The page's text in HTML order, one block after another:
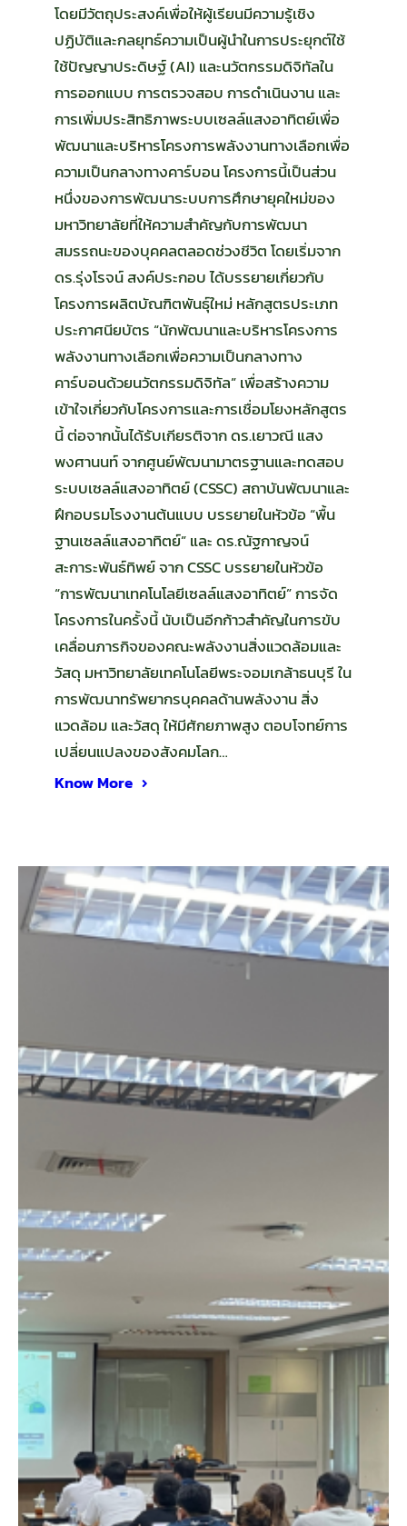
โดยมีวัตถุประสงค์เพื่อให้ผู้เรียนมีความรู้เชิง
ปฏิบัติและกลยุทธ์ความเป็นผู้นำในการประยุกต์ใช้
ใช้ปัญญาประดิษฐ์ (AI) และนวัตกรรมดิจิทัลใน
การออกแบบ การตรวจสอบ การดำเนินงาน และ
การเพิ่มประสิทธิภาพระบบเซลล์แสงอาทิตย์เพื่อ
พัฒนาและบริหารโครงการพลังงานทางเลือกเพื่อ
ความเป็นกลางทางคาร์บอน โครงการนี้เป็นส่วน
หนึ่งของการพัฒนาระบบการศึกษายุคใหม่ของ
มหาวิทยาลัยที่ให้ความสำคัญกับการพัฒนา
สมรรถนะของบุคคลตลอดช่วงชีวิต โดยเริ่มจาก
ดร.รุ่งโรจน์ สงค์ประกอบ ได้บรรยายเกี่ยวกับ
โครงการผลิตบัณฑิตพันธุ์ใหม่ หลักสูตรประเภท
ประกาศนียบัตร “นักพัฒนาและบริหารโครงการ
พลังงานทางเลือกเพื่อความเป็นกลางทาง
คาร์บอนด้วยนวัตกรรมดิจิทัล” เพื่อสร้างความ
เข้าใจเกี่ยวกับโครงการและการเชื่อมโยงหลักสูตร
นี้ ต่อจากนั้นได้รับเกียรติจาก ดร.เยาวณี แสง
พงศานนท์ จากศูนย์พัฒนามาตรฐานและทดสอบ
ระบบเซลล์แสงอาทิตย์ (CSSC) สถาบันพัฒนาและ
ฝึกอบรมโรงงานต้นแบบ บรรยายในหัวข้อ “พื้น
ฐานเซลล์แสงอาทิตย์” และ ดร.ณัฐกาญจน์
สะการะพันธ์ทิพย์ จาก CSSC บรรยายในหัวข้อ
“การพัฒนาเทคโนโลยีเซลล์แสงอาทิตย์” การจัด
โครงการในครั้งนี้ นับเป็นอีกก้าวสำคัญในการขับ
เคลื่อนภารกิจของคณะพลังงานสิ่งแวดล้อมและ
วัสดุ มหาวิทยาลัยเทคโนโลยีพระจอมเกล้าธนบุรี ใน
การพัฒนาทรัพยากรบุคคลด้านพลังงาน สิ่ง
แวดล้อม และวัสดุ ให้มีศักยภาพสูง ตอบโจทย์การ
เปลี่ยนแปลงของสังคมโลก…
Know More